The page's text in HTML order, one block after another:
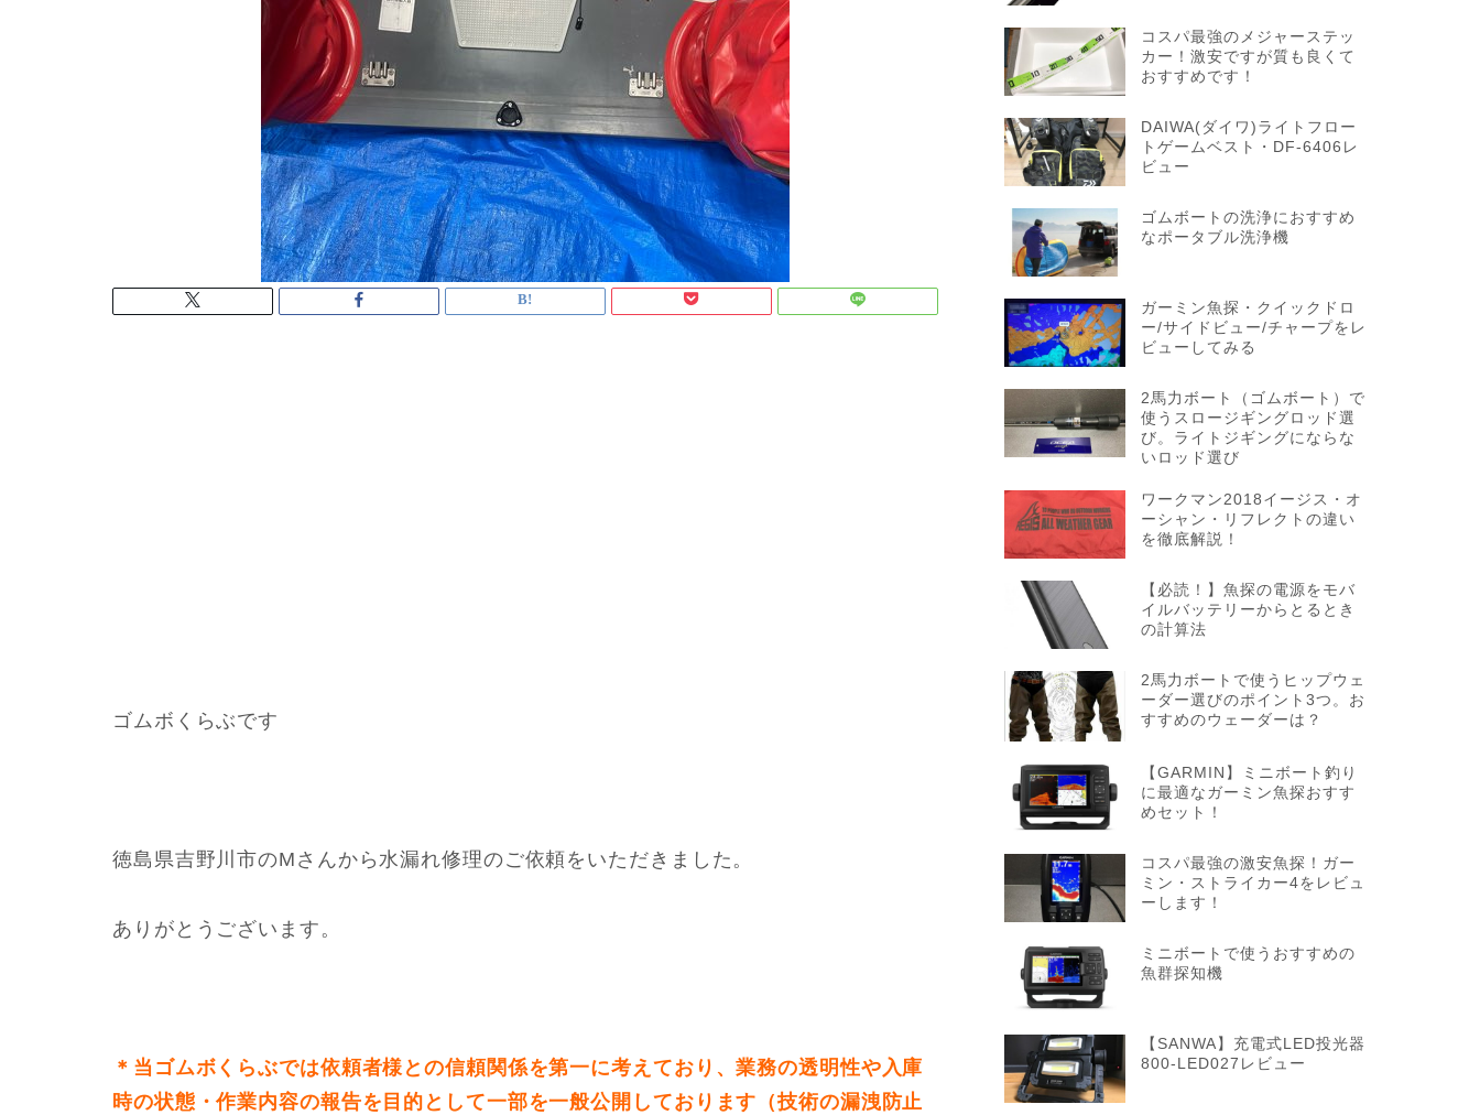
ゴムボくらぶです
徳島県吉野川市のMさんから水漏れ修理のご依頼をいただきました。
ありがとうございます。
＊当ゴムボくらぶでは依頼者様との信頼関係を第一に考えており、業務の透明性や入庫
時の状態・作業内容の報告を目的として一部を一般公開しております（技術の漏洩防止
コスパ最強のメジャーステッ
カー！激安ですが質も良くて
おすすめです！
DAIWA(ダイワ)ライトフロー
トゲームベスト・DF-6406レ
ビュー
ゴムボートの洗浄におすすめ
なポータブル洗浄機
ガーミン魚探・クイックドロ
ー/サイドビュー/チャープをレ
ビューしてみる
2馬力ボート（ゴムボート）で
使うスロージギングロッド選
び。ライトジギングにならな
いロッド選び
ワークマン2018イージス・オ
ーシャン・リフレクトの違い
を徹底解説！
【必読！】魚探の電源をモバ
イルバッテリーからとるとき
の計算法
2馬力ボートで使うヒップウェ
ーダー選びのポイント3つ。お
すすめのウェーダーは？
【GARMIN】ミニボート釣り
に最適なガーミン魚探おすす
めセット！
コスパ最強の激安魚探！ガー
ミン・ストライカー4をレビュ
ーします！
ミニボートで使うおすすめの
魚群探知機
【SANWA】充電式LED投光器
800-LED027レビュー